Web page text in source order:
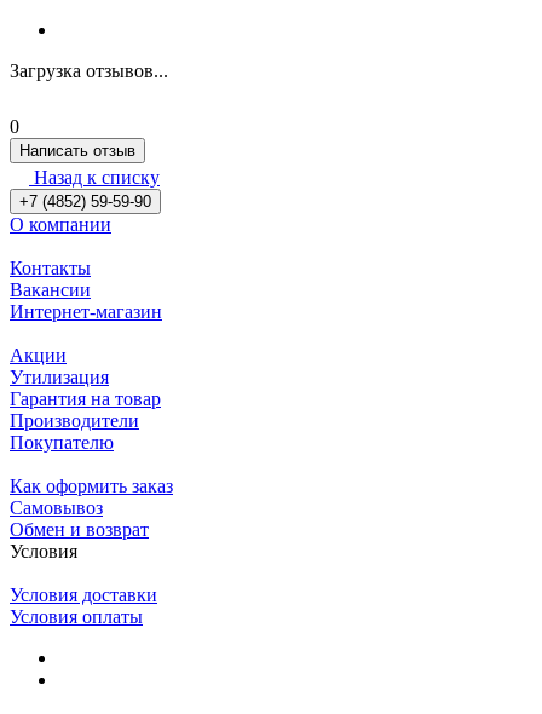
Загрузка отзывов...
0
Написать отзыв
Назад к списку
+7 (4852) 59-59-90
О компании
Контакты
Вакансии
Интернет-магазин
Акции
Утилизация
Гарантия на товар
Производители
Покупателю
Как оформить заказ
Самовывоз
Обмен и возврат
Условия
Условия доставки
Условия оплаты